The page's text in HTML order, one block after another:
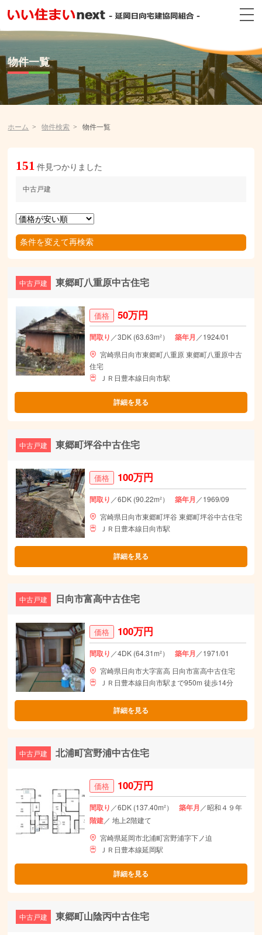
物件一覧
ホーム 物件検索 物件一覧
151 件見つかりました
中古戸建
条件を変えて再検索
中古戸建 東郷町八重原中古住宅
価格 50万円
間取り ／3DK (63.63m²） 築年月 ／1924/01
宮崎県日向市東郷町八重原 東郷町八重原中古
住宅
ＪＲ日豊本線日向市駅
詳細を見る
中古戸建 東郷町坪谷中古住宅
価格 100万円
間取り ／6DK (90.22m²） 築年月 ／1969/09
宮崎県日向市東郷町坪谷 東郷町坪谷中古住宅
ＪＲ日豊本線日向市駅
詳細を見る
中古戸建 日向市富高中古住宅
価格 100万円
間取り ／4DK (64.31m²） 築年月 ／1971/01
宮崎県日向市大字富高 日向市富高中古住宅
ＪＲ日豊本線日向市駅まで950m 徒歩14分
詳細を見る
中古戸建 北浦町宮野浦中古住宅
価格 100万円
間取り ／6DK (137.40m²） 築年月 ／昭和４９年
階建／ 地上2階建て
宮崎県延岡市北浦町宮野浦字下ノ迫
ＪＲ日豊本線延岡駅
詳細を見る
中古戸建 東郷町山陰丙中古住宅